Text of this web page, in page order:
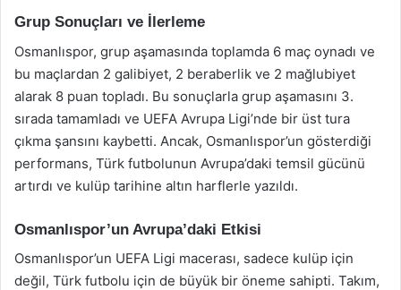
Grup Sonuçları ve İlerleme
Osmanlıspor, grup aşamasında toplamda 6 maç oynadı ve
bu maçlardan 2 galibiyet, 2 beraberlik ve 2 mağlubiyet
alarak 8 puan topladı. Bu sonuçlarla grup aşamasını 3.
sırada tamamladı ve UEFA Avrupa Ligi’nde bir üst tura
çıkma şansını kaybetti. Ancak, Osmanlıspor’un gösterdiği
performans, Türk futbolunun Avrupa’daki temsil gücünü
artırdı ve kulüp tarihine altın harflerle yazıldı.
Osmanlıspor’un Avrupa’daki Etkisi
Osmanlıspor’un UEFA Ligi macerası, sadece kulüp için
değil, Türk futbolu için de büyük bir öneme sahipti. Takım,